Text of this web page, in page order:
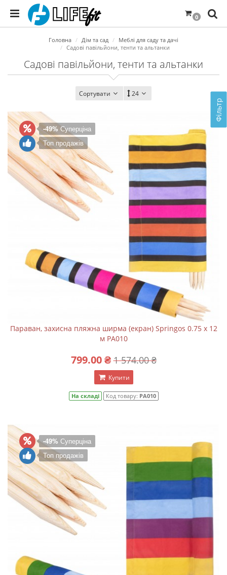
0
Фільтр
Головна Дім та сад
Меблі для саду та дачі
Садові павільйони, тенти та альтанки
Садові павільйони, тенти та альтанки
Сортувати 24
-49% Суперціна
Топ продажів
Параван, захисна пляжна ширма (екран) Springos 0.75 x 12
м PA010
799.00 ₴ 1 574.00 ₴
Купити
На складі Код товару: PA010
-49% Суперціна
Топ продажів